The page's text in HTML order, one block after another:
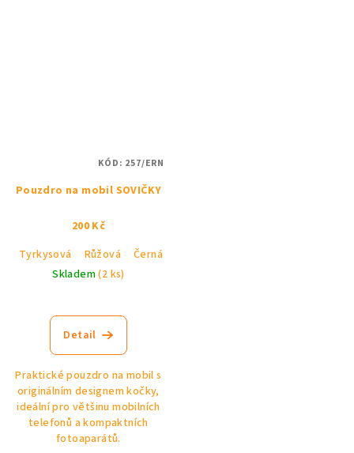
Pouzdro na mobil SOVIČKY
200 Kč
Tyrkysová
Růžová
Černá
Skladem(2 ks)
Detail
Praktické pouzdro na mobil s
originálním designem kočky,
ideální pro většinu mobilních
telefonů a kompaktních
fotoaparátů.
KÓD: 257/ERN